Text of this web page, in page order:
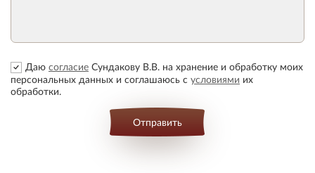
Даю согласие Сундакову В.В. на хранение и обработку моих
персональных данных и соглашаюсь с условиями их
обработки.
Отправить